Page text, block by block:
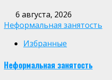
6 августа, 2026
Неформальная занятость
Избранные
Неформальная занятость